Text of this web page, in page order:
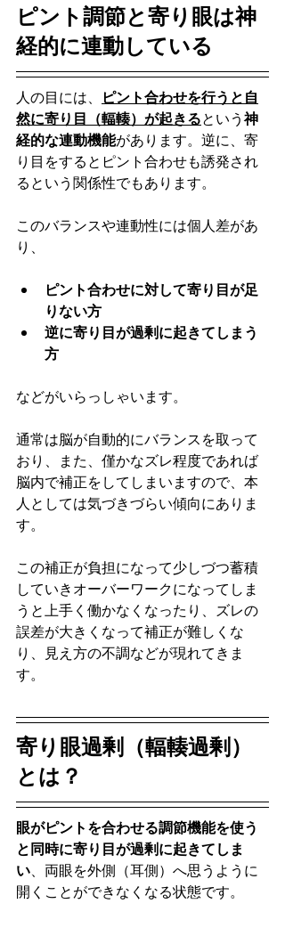
ピント調節と寄り眼は神
経的に連動している
人の目には、
ピント合わせを行うと自
然に寄り目（輻輳）が起きるという神
経的な連動機能があります。逆に、寄
り目をするとピント合わせも誘発され
るという関係性でもあります。
このバランスや連動性には個人差があ
り、
ピント合わせに対して寄り目が足
りない方
逆に寄り目が過剰に起きてしまう
方
などがいらっしゃいます。
通常は脳が自動的にバランスを取って
おり、また、僅かなズレ程度であれば
脳内で補正をしてしまいますので、本
人としては気づきづらい傾向にありま
す。
この補正が負担になって少しづつ蓄積
していきオーバーワークになってしま
うと上手く働かなくなったり、ズレの
誤差が大きくなって補正が難しくな
り、見え方の不調などが現れてきま
す。
寄り眼過剰（輻輳過剰）
とは？
眼がピントを合わせる調節機能を使う
と同時に寄り目が過剰に起きてしま
い、両眼を外側（耳側）へ思うように
開くことができなくなる状態です。